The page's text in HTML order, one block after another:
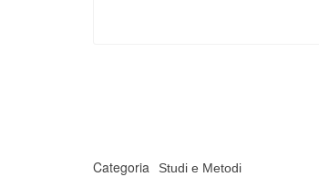
Categoria Studi e Metodi